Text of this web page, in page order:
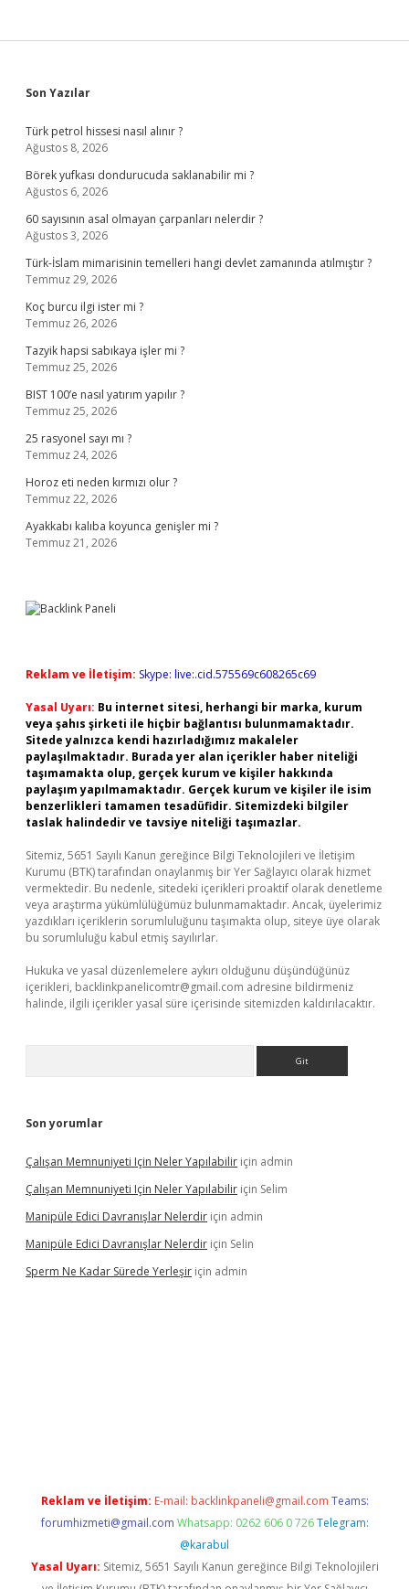
Sidebar
Son Yazılar
Türk petrol hissesi nasıl alınır ?
Ağustos 8, 2026
Börek yufkası dondurucuda saklanabilir mi ?
Ağustos 6, 2026
60 sayısının asal olmayan çarpanları nelerdir ?
Ağustos 3, 2026
Türk-İslam mimarisinin temelleri hangi devlet zamanında atılmıştır ?
Temmuz 29, 2026
Koç burcu ilgi ister mi ?
Temmuz 26, 2026
Tazyik hapsi sabıkaya işler mi ?
Temmuz 25, 2026
BIST 100’e nasıl yatırım yapılır ?
Temmuz 25, 2026
25 rasyonel sayı mı ?
Temmuz 24, 2026
Horoz eti neden kırmızı olur ?
Temmuz 22, 2026
Ayakkabı kalıba koyunca genişler mi ?
Temmuz 21, 2026
Reklam ve İletişim: Skype: live:.cid.575569c608265c69
Yasal Uyarı: Bu internet sitesi, herhangi bir marka, kurum
veya şahıs şirketi ile hiçbir bağlantısı bulunmamaktadır.
Sitede yalnızca kendi hazırladığımız makaleler
paylaşılmaktadır. Burada yer alan içerikler haber niteliği
taşımamakta olup, gerçek kurum ve kişiler hakkında
paylaşım yapılmamaktadır. Gerçek kurum ve kişiler ile isim
benzerlikleri tamamen tesadüfidir. Sitemizdeki bilgiler
taslak halindedir ve tavsiye niteliği taşımazlar.
Sitemiz, 5651 Sayılı Kanun gereğince Bilgi Teknolojileri ve İletişim
Kurumu (BTK) tarafından onaylanmış bir Yer Sağlayıcı olarak hizmet
vermektedir. Bu nedenle, sitedeki içerikleri proaktif olarak denetleme
veya araştırma yükümlülüğümüz bulunmamaktadır. Ancak, üyelerimiz
yazdıkları içeriklerin sorumluluğunu taşımakta olup, siteye üye olarak
bu sorumluluğu kabul etmiş sayılırlar.
Hukuka ve yasal düzenlemelere aykırı olduğunu düşündüğünüz
içerikleri, backlinkpanelicomtr@gmail.com adresine bildirmeniz
halinde, ilgili içerikler yasal süre içerisinde sitemizden kaldırılacaktır.
Son yorumlar
Çalışan Memnuniyeti Için Neler Yapılabilir için admin
Çalışan Memnuniyeti Için Neler Yapılabilir için Selim
Manipüle Edici Davranışlar Nelerdir için admin
Manipüle Edici Davranışlar Nelerdir için Selin
Sperm Ne Kadar Sürede Yerleşir için admin
Reklam ve İletişim: E-mail: backlinkpaneli@gmail.com Teams:
forumhizmeti@gmail.com Whatsapp: 0262 606 0 726 Telegram:
@karabul
Yasal Uyarı: Sitemiz, 5651 Sayılı Kanun gereğince Bilgi Teknolojileri